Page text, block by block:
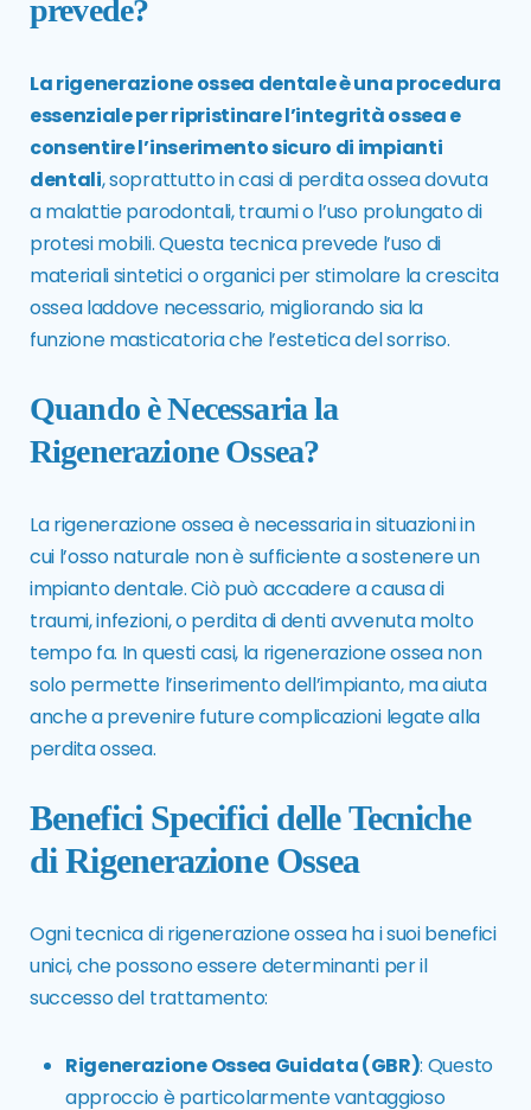
prevede?
La rigenerazione ossea dentale è una procedura
essenziale per ripristinare l’integrità ossea e
consentire l’inserimento sicuro di impianti
dentali, soprattutto in casi di perdita ossea dovuta
a malattie parodontali, traumi o l’uso prolungato di
protesi mobili. Questa tecnica prevede l’uso di
materiali sintetici o organici per stimolare la crescita
ossea laddove necessario, migliorando sia la
funzione masticatoria che l’estetica del sorriso.
Quando è Necessaria la
Rigenerazione Ossea?
La rigenerazione ossea è necessaria in situazioni in
cui l’osso naturale non è sufficiente a sostenere un
impianto dentale. Ciò può accadere a causa di
traumi, infezioni, o perdita di denti avvenuta molto
tempo fa. In questi casi, la rigenerazione ossea non
solo permette l’inserimento dell’impianto, ma aiuta
anche a prevenire future complicazioni legate alla
perdita ossea.
Benefici Specifici delle Tecniche
di Rigenerazione Ossea
Ogni tecnica di rigenerazione ossea ha i suoi benefici
unici, che possono essere determinanti per il
successo del trattamento:
Rigenerazione Ossea Guidata (GBR): Questo
approccio è particolarmente vantaggioso